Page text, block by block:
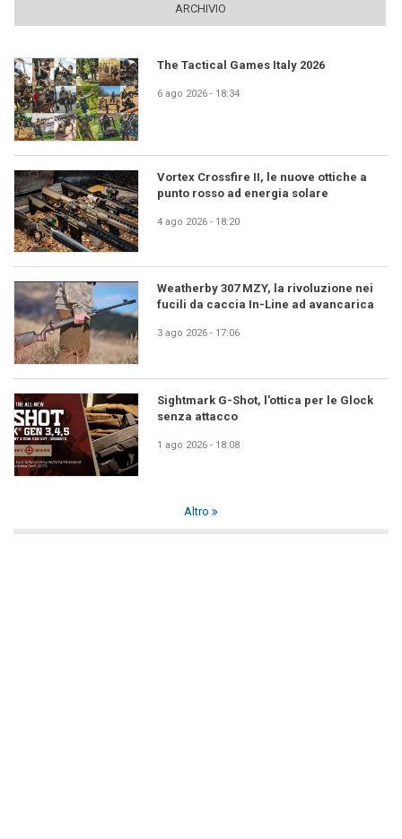
ARCHIVIO
The Tactical Games Italy 2026
6 ago 2026 - 18:34
Vortex Crossfire II, le nuove ottiche a
punto rosso ad energia solare
4 ago 2026 - 18:20
Weatherby 307 MZY, la rivoluzione nei
fucili da caccia In-Line ad avancarica
3 ago 2026 - 17:06
Sightmark G-Shot, l'ottica per le Glock
senza attacco
1 ago 2026 - 18:08
Altro